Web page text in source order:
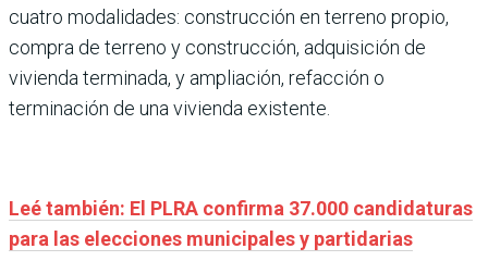
cuatro modalidades: construcción en terreno propio,
compra de terreno y construcción, adquisición de
vivienda terminada, y ampliación, refacción o
terminación de una vivienda existente.
Leé también: El PLRA confirma 37.000 candidaturas
para las elecciones municipales y partidarias